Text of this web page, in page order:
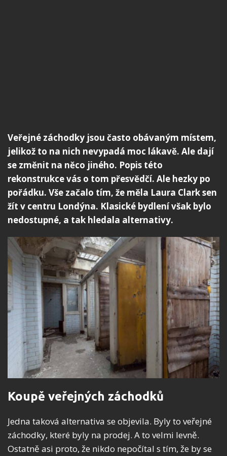
Veřejné záchodky jsou často obávaným místem,
jelikož to na nich nevypadá moc lákavě. Ale dají
se změnit na něco jiného. Popis této
rekonstrukce vás o tom přesvědčí. Ale hezky po
pořádku. Vše začalo tím, že měla Laura Clark sen
žít v centru Londýna. Klasické bydlení však bylo
nedostupné, a tak hledala alternativy.
Koupě veřejných záchodků
Jedna taková alternativa se objevila. Byly to veřejné
záchodky, které byly na prodej. A to velmi levně.
Ostatně asi proto, že nikdo nepočítal s tím, že by se